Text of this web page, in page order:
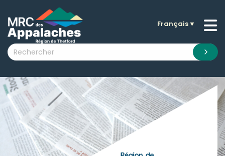
submenu (La MRC )
submenu (Citoyens )
submenu (Visiteurs )
submenu (Nouvelles )
submenu (Documentation )
Français▼